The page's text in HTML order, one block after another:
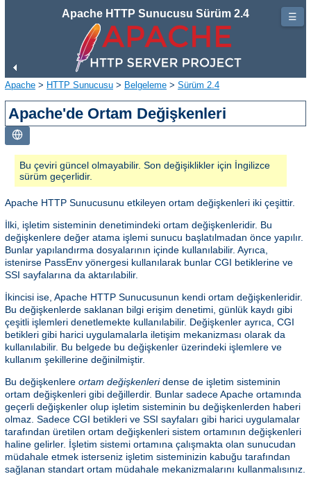
Apache HTTP Sunucusu Sürüm 2.4
Apache > HTTP Sunucusu > Belgeleme > Sürüm 2.4
Apache'de Ortam Değişkenleri
Bu çeviri güncel olmayabilir. Son değişiklikler için İngilizce
sürüm geçerlidir.
Apache HTTP Sunucusunu etkileyen ortam değişkenleri iki çeşittir.
İlki, işletim sisteminin denetimindeki ortam değişkenleridir. Bu
değişkenlere değer atama işlemi sunucu başlatılmadan önce yapılır.
Bunlar yapılandırma dosyalarının içinde kullanılabilir. Ayrıca,
istenirse PassEnv yönergesi kullanılarak bunlar CGI betiklerine ve
SSI sayfalarına da aktarılabilir.
İkincisi ise, Apache HTTP Sunucusunun kendi ortam değişkenleridir.
Bu değişkenlerde saklanan bilgi erişim denetimi, günlük kaydı gibi
çeşitli işlemleri denetlemekte kullanılabilir. Değişkenler ayrıca, CGI
betikleri gibi harici uygulamalarla iletişim mekanizması olarak da
kullanılabilir. Bu belgede bu değişkenler üzerindeki işlemlere ve
kullanım şekillerine değinilmiştir.
Bu değişkenlere ortam değişkenleridense de işletim sisteminin
ortam değişkenleri gibi değillerdir. Bunlar sadece Apache ortamında
geçerli değişkenler olup işletim sisteminin bu değişkenlerden haberi
olmaz. Sadece CGI betikleri ve SSI sayfaları gibi harici uygulamalar
tarafından üretilen ortam değişkenleri sistem ortamının değişkenleri
haline gelirler. İşletim sistemi ortamına çalışmakta olan sunucudan
müdahale etmek isterseniz işletim sisteminizin kabuğu tarafından
sağlanan standart ortam müdahale mekanizmalarını kullanmalısınız.
☰